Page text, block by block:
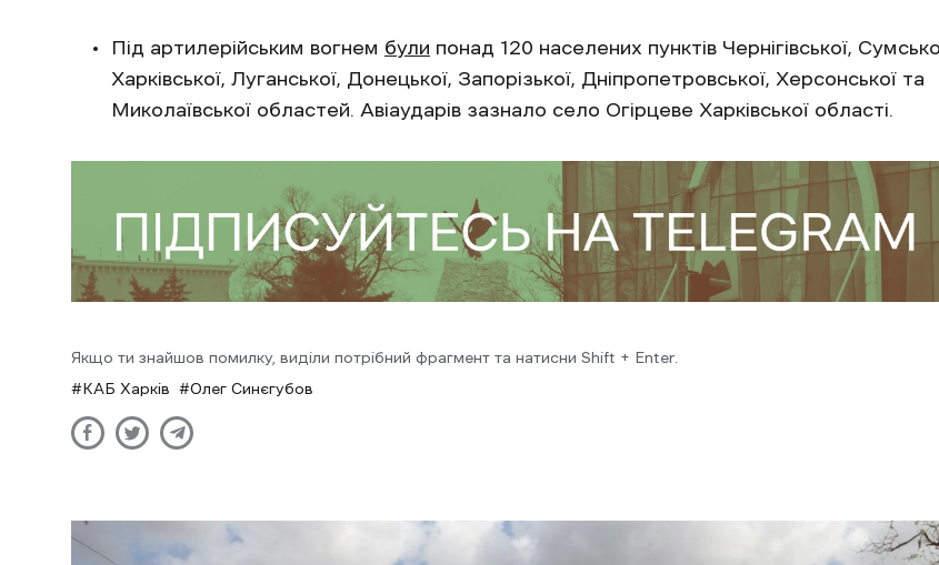
Під артилерійським вогнем були понад 120 населених пунктів Чернігівської,
Харківської, Луганської, Донецької, Запорізької, Дніпропетровської, Херсонської та
Миколаївської областей. Авіаударів зазнало село Огірцеве Харківської області.
Якщо ти знайшов помилку, виділи потрібний фрагмент та натисни Shift + Enter.
КАБ Харків
Олег Синєгубов